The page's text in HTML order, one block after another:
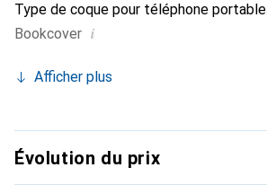
Type de coque pour téléphone portable
Bookcover i
Afficher plus
Évolution du prix